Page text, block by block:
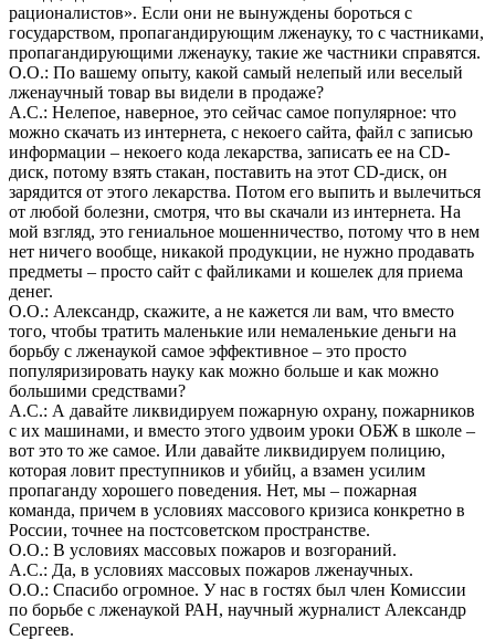
рационалистов». Если они не вынуждены бороться с
государством, пропагандирующим лженауку, то с частниками,
пропагандирующими лженауку, такие же частники справятся.
О.О.: По вашему опыту, какой самый нелепый или веселый
лженаучный товар вы видели в продаже?
А.С.: Нелепое, наверное, это сейчас самое популярное: что
можно скачать из интернета, с некоего сайта, файл с записью
информации – некоего кода лекарства, записать ее на CD-
диск, потому взять стакан, поставить на этот CD-диск, он
зарядится от этого лекарства. Потом его выпить и вылечиться
от любой болезни, смотря, что вы скачали из интернета. На
мой взгляд, это гениальное мошенничество, потому что в нем
нет ничего вообще, никакой продукции, не нужно продавать
предметы – просто сайт с файликами и кошелек для приема
денег.
О.О.: Александр, скажите, а не кажется ли вам, что вместо
того, чтобы тратить маленькие или немаленькие деньги на
борьбу с лженаукой самое эффективное – это просто
популяризировать науку как можно больше и как можно
большими средствами?
А.С.: А давайте ликвидируем пожарную охрану, пожарников
с их машинами, и вместо этого удвоим уроки ОБЖ в школе –
вот это то же самое. Или давайте ликвидируем полицию,
которая ловит преступников и убийц, а взамен усилим
пропаганду хорошего поведения. Нет, мы – пожарная
команда, причем в условиях массового кризиса конкретно в
России, точнее на постсоветском пространстве.
О.О.: В условиях массовых пожаров и возгораний.
А.С.: Да, в условиях массовых пожаров лженаучных.
О.О.: Спасибо огромное. У нас в гостях был член Комиссии
по борьбе с лженаукой РАН, научный журналист Александр
Сергеев.